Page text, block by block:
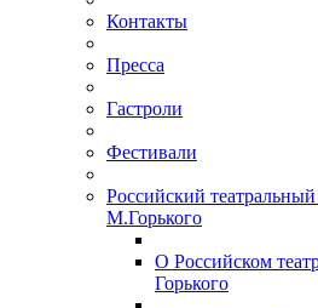
Контакты
Пресса
Гастроли
Фестивали
Российский
М.Горького
О Российском
Горького